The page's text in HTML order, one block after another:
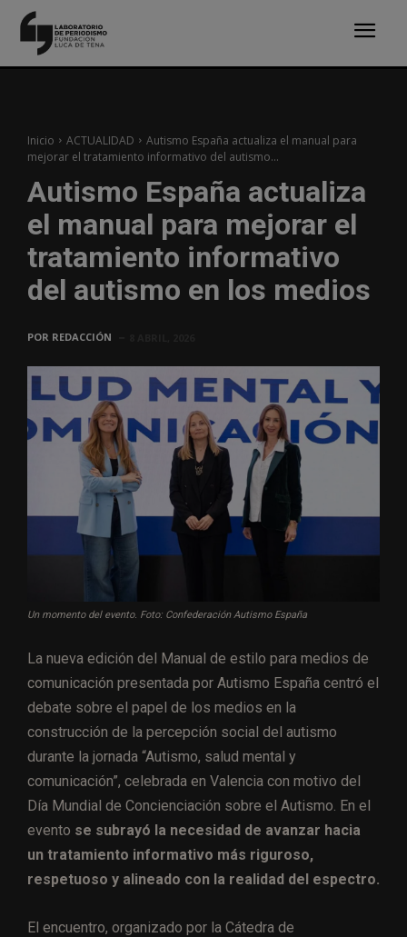
Inicio ACTUALIDAD
Autismo España actualiza el manual para
mejorar el tratamiento informativo del autismo...
Autismo España actualiza
el manual para mejorar el
tratamiento informativo
del autismo en los medios
POR REDACCIÓN
Un momento del evento. Foto: Confederación Autismo España
La nueva edición del Manual de estilo para medios de
comunicación presentada por Autismo España centró el
debate sobre el papel de los medios en la
construcción de la percepción social del autismo
durante la jornada “Autismo, salud mental y
comunicación”, celebrada en Valencia con motivo del
Día Mundial de Concienciación sobre el Autismo. En el
evento se subrayó la necesidad de avanzar hacia
un tratamiento informativo más riguroso,
respetuoso y alineado con la realidad del espectro.
El encuentro, organizado por la Cátedra de